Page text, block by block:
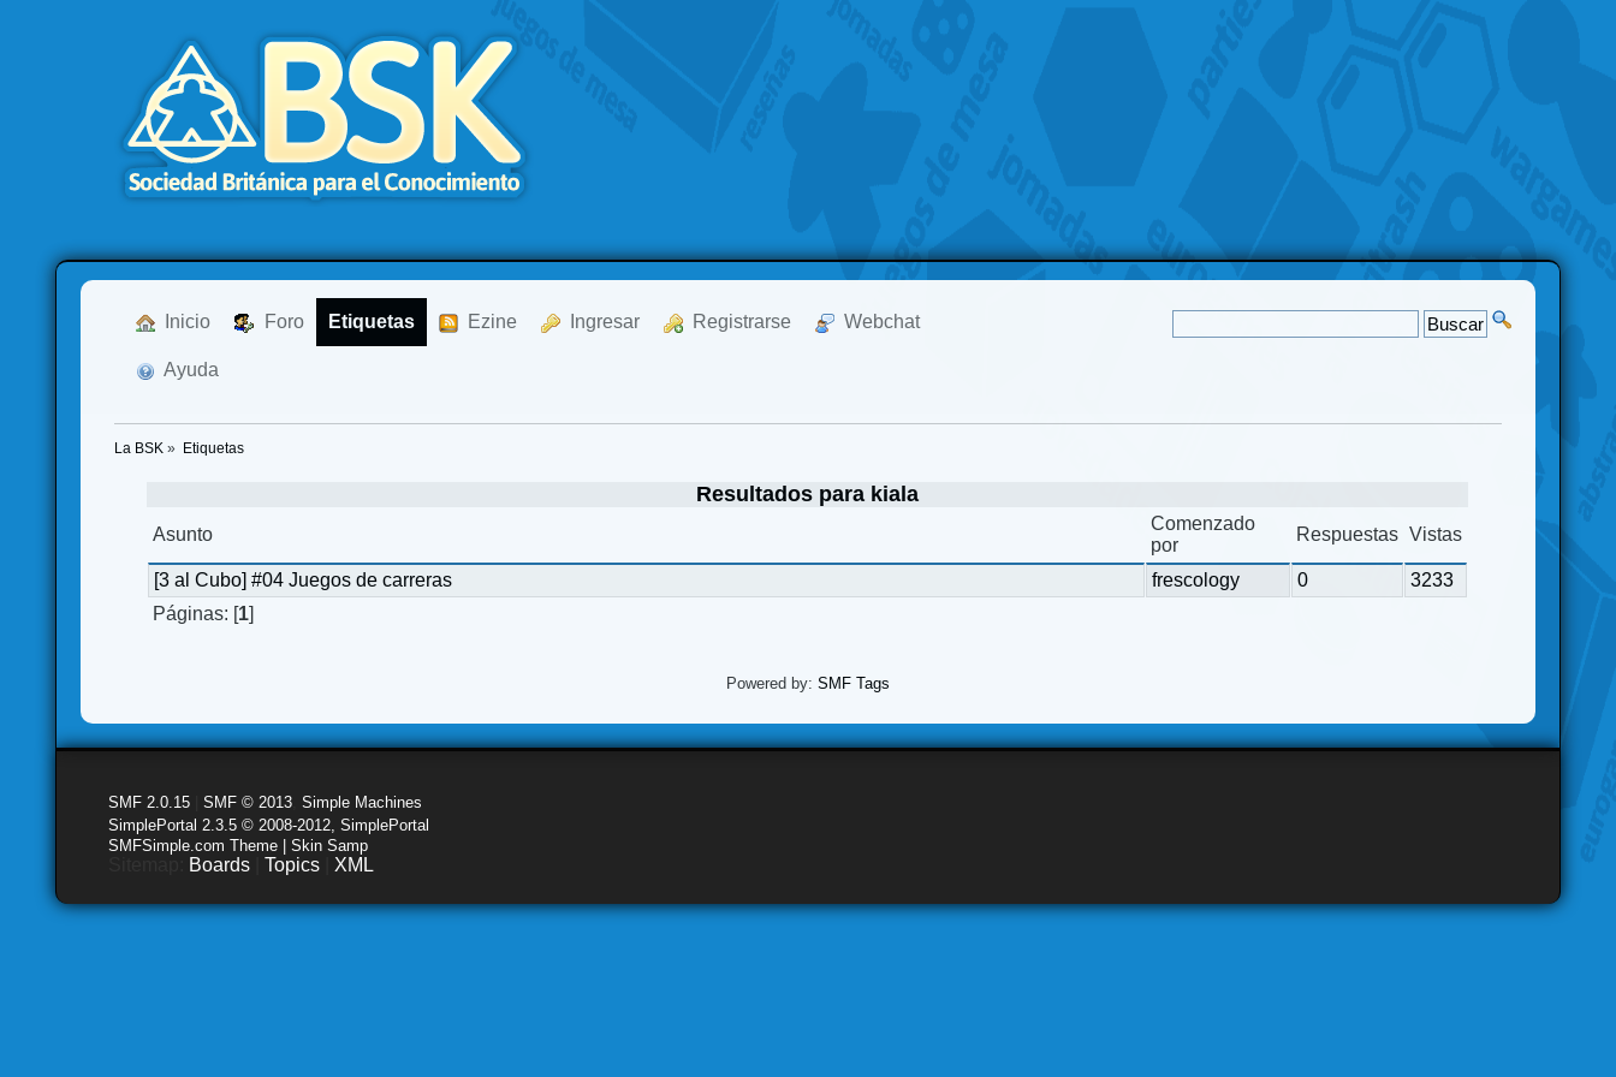
Inicio Foro Etiquetas Ezine Ingresar Registrarse Webchat
Ayuda
La BSK » Etiquetas
Resultados para kiala
Asunto
Comenzado
por
Respuestas Vistas
[3 al Cubo] #04 Juegos de carreras frescology 0
3233
Páginas: [1]
Powered by: SMF Tags
SMF 2.0.15 |SMF © 2013 ,Simple Machines
SimplePortal 2.3.5 © 2008-2012, SimplePortal
SMFSimple.com Theme | Skin Samp
Boards |Topics XML